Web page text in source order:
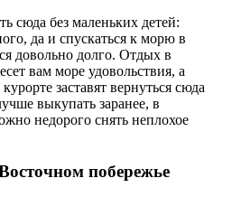
сюда без маленьких детей:
да и спускаться к морю в
довольно долго. Отдых в
вам море удовольствия, а
заставят вернуться сюда
выкупать заранее, в
недорого снять неплохое
побережье